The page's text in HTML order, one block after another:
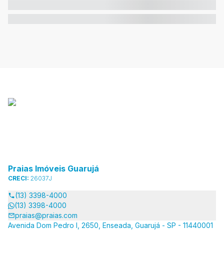
Praias Imóveis Guarujá
CRECI: 26037J
(13) 3398-4000
(13) 3398-4000
praias@praias.com
Avenida Dom Pedro I, 2650, Enseada, Guarujá - SP - 11440001